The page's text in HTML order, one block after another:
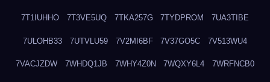
7T1IUHHO 7T3VE5UQ 7TKA257G 7TYDPROM 7UA3TIBE
7ULOHB33 7UTVLU59 7V2MI6BF 7V37GO5C 7V513WU4
7VACJZDW 7WHDQ1JB 7WHY4Z0N 7WQXY6L4 7WRFNCB0